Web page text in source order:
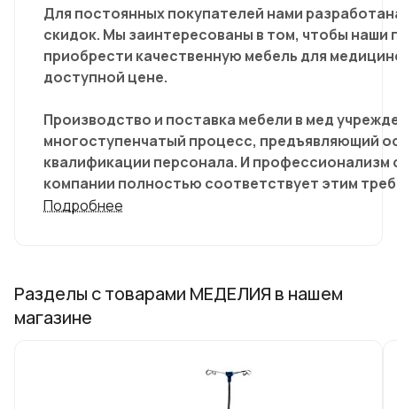
Для постоянных покупателей нами
скидок. Мы заинтересованы в том, чтобы наши
приобрести качественную мебель для
доступной цене.
Производство и поставка мебели в мед
многоступенчатый процесс, предъявляющий
квалификации персонала. И профессионализм
компании полностью соответствует этим
опыт работы в области оснащения ЛПУ
соответствии, сертификат качества и иные
документы. Мебель для медицинского центра,
Подробнее
Разделы с товарами МЕДЕЛИЯ в нашем
магазине